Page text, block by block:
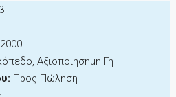
2000
Αξιοποιήσημη Γη
Προς Πώληση